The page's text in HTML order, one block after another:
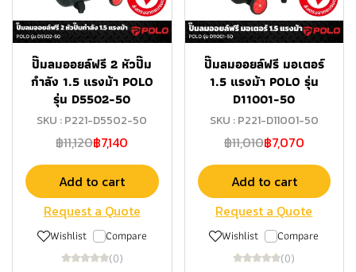
ปั๊มลมออยล์ฟรี 2 หัวปั๊ม
กำลัง 1.5 แรงม้า POLO
รุ่น D5502-50
SKU : P221-D5502-50
฿11,120฿7,140
Add to cart
Request a Quote
Wishlist Compare
(0)
ปั๊มลมออยล์ฟรี มอเตอร์
1.5 แรงม้า POLO รุ่น
D11001-50
SKU : P221-D11001-50
฿11,010฿7,070
Add to cart
Request a Quote
Wishlist Compare
(0)